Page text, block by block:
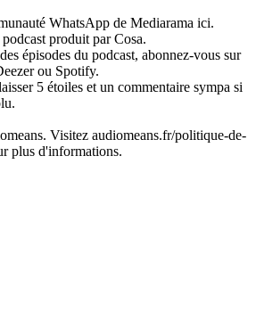
WhatsApp de Mediarama ici.
produit par Cosa.
épisodes du podcast, abonnez-vous sur
ou Spotify.
5 étoiles et un commentaire sympa si
Visitez audiomeans.fr/politique-de-
plus d'informations.